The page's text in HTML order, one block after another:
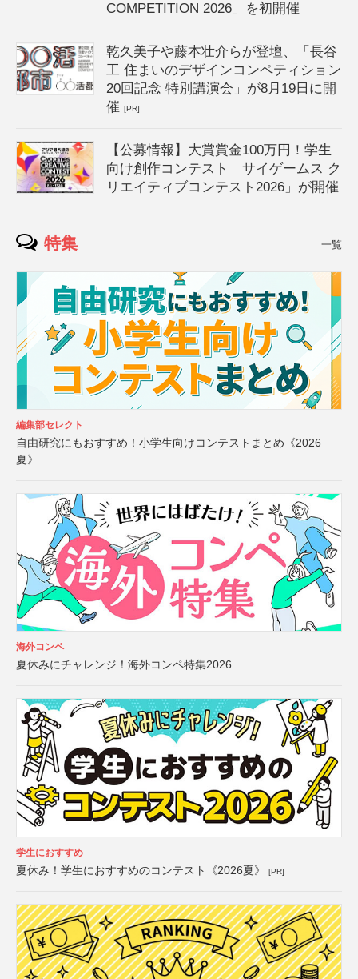
COMPETITION 2026」を初開催
乾久美子や藤本壮介らが登壇、「長谷
工 住まいのデザインコンペティション
20回記念 特別講演会」が8月19日に開
催[PR]
【公募情報】大賞賞金100万円！学生
向け創作コンテスト「サイゲームス ク
リエイティブコンテスト2026」が開催
特集 一覧
編集部セレクト
自由研究にもおすすめ！小学生向けコンテストまとめ《2026
夏》
海外コンペ
夏休みにチャレンジ！海外コンペ特集2026
学生におすすめ
夏休み！学生におすすめのコンテスト《2026夏》 [PR]